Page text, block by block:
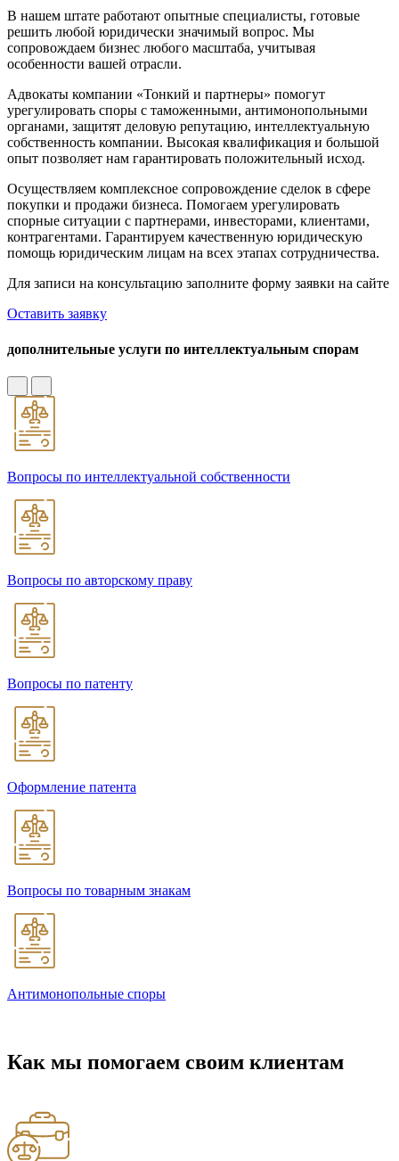
В нашем штате работают опытные специалисты, готовые
решить любой юридически значимый вопрос. Мы
сопровождаем бизнес любого масштаба, учитывая
особенности вашей отрасли.
Адвокаты компании «Тонкий и партнеры» помогут
урегулировать споры с таможенными, антимонопольными
органами, защитят деловую репутацию, интеллектуальную
собственность компании. Высокая квалификация и большой
опыт позволяет нам гарантировать положительный исход.
Осуществляем комплексное сопровождение сделок в сфере
покупки и продажи бизнеса. Помогаем урегулировать
спорные ситуации с партнерами, инвесторами, клиентами,
контрагентами. Гарантируем качественную юридическую
помощь юридическим лицам на всех этапах сотрудничества.
Для записи на консультацию заполните форму заявки на сайте
Оставить заявку
дополнительные услуги по интеллектуальным спорам
Вопросы по интеллектуальной собственности
Вопросы по авторскому праву
Вопросы по патенту
Оформление патента
Вопросы по товарным знакам
Антимонопольные споры
Как мы помогаем своим клиентам